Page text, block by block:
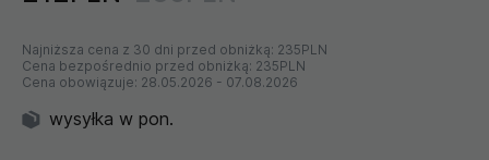
Najniższa cena z 30 dni przed obniżką: 235PLN
Cena bezpośrednio przed obniżką: 235PLN
Cena obowiązuje: 28.05.2026 - 07.08.2026
wysyłka w pon.